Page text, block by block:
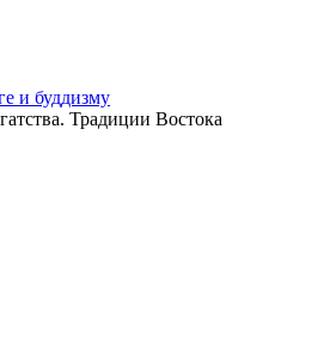
и буддизму
Традиции Востока